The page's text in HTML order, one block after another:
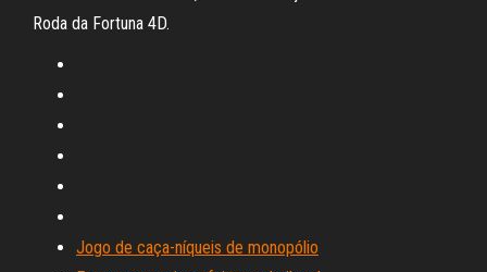
Roda da Fortuna 4D.
Jogo de caça-níqueis de monopólio